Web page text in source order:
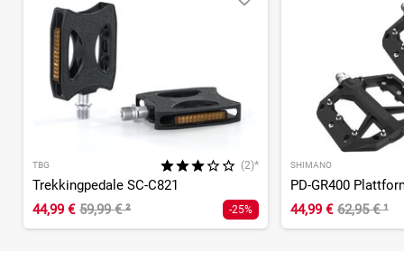
TBG (2)*
Trekkingpedale SC-C821
44,99 € 59,99 €² -25%
SHIMANO
PD-GR400
44,99 € 62,95 €¹